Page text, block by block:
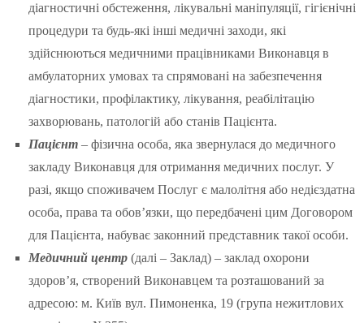
діагностичні обстеження, лікувальні маніпуляції, гігієнічні
процедури та будь-які інші медичні заходи, які
здійснюються медичними працівниками Виконавця в
амбулаторних умовах та спрямовані на забезпечення
діагностики, профілактику, лікування, реабілітацію
захворювань, патологій або станів Пацієнта.
Пацієнт – фізична особа, яка звернулася до медичного
закладу Виконавця для отримання медичних послуг. У
разі, якщо споживачем Послуг є малолітня або недієздатна
особа, права та обов’язки, що передбачені цим Договором
для Пацієнта, набуває законний представник такої особи.
Медичний центр (далі – Заклад) – заклад охорони
здоров’я, створений Виконавцем та розташований за
адресою: м. Київ вул. Пимоненка, 19 (група нежитлових